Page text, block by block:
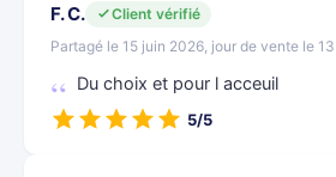
F. C.
Client vérifié
Partagé le 15 juin 2026, jour de vente le
Du choix et pour l acceuil
5/5